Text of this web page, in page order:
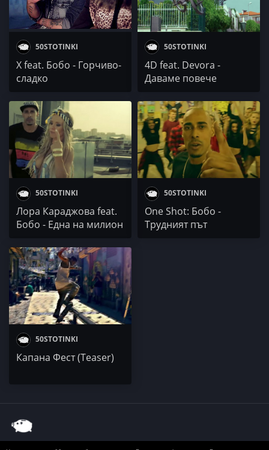
50STOTINKI
X feat. Бобо - Горчиво-
сладко
50STOTINKI
4D fеаt. Devora -
Даваме повече
50STOTINKI
Лора Караджова feat.
Бобо - Една на милион
50STOTINKI
One Shot: Бобо -
Трудният път
50STOTINKI
Капана Фест (Teaser)